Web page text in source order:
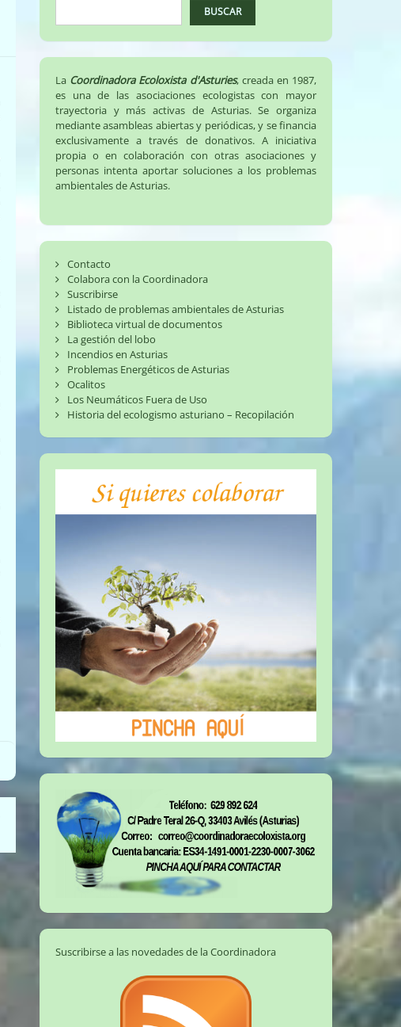
BUSCAR
La Coordinadora Ecoloxista d'Asturies, creada en 1987,
es una de las asociaciones ecologistas con mayor
trayectoria y más activas de Asturias. Se organiza
mediante asambleas abiertas y periódicas, y se financia
exclusivamente a través de donativos. A iniciativa
propia o en colaboración con otras asociaciones y
personas intenta aportar soluciones a los problemas
ambientales de Asturias.
Contacto
Colabora con la Coordinadora
Suscribirse
Listado de problemas ambientales de Asturias
Biblioteca virtual de documentos
La gestión del lobo
Incendios en Asturias
Problemas Energéticos de Asturias
Ocalitos
Los Neumáticos Fuera de Uso
Historia del ecologismo asturiano – Recopilación
Suscribirse a las novedades de la Coordinadora